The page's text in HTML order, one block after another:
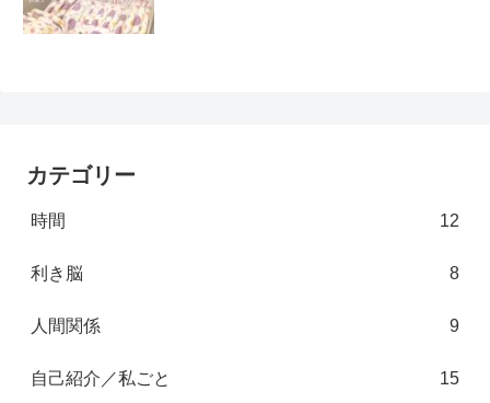
カテゴリー
時間 12
利き脳 8
人間関係 9
自己紹介／私ごと 15